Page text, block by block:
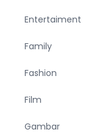
Entertaiment
Family
Fashion
Film
Gambar